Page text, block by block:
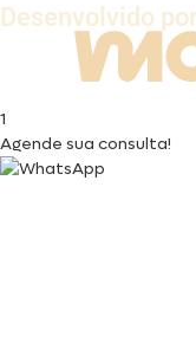
Desenvolvido por
1
Agende sua consulta!